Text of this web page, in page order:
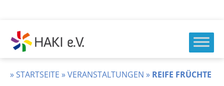
Inhalt
springen
HAKI
e.v.
»STARTSEITE »VERANSTALTUNGEN » REIFE FRÜCHTE